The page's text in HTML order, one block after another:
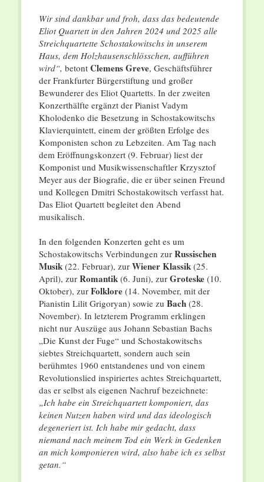
Wir sind dankbar und froh, dass das bedeutende
Eliot Quartett in den Jahren 2024 und 2025 alle
Streichquartette Schostakowitschs in unserem
Haus, dem Holzhausenschlösschen, aufführen
wird“, betont Clemens Greve, Geschäftsführer
der Frankfurter Bürgerstiftung und großer
Bewunderer des Eliot Quartetts. In der zweiten
Konzerthälfte ergänzt der Pianist Vadym
Kholodenko die Besetzung in Schostakowitschs
Klavierquintett, einem der größten Erfolge des
Komponisten schon zu Lebzeiten. Am Tag nach
dem Eröffnungskonzert (9. Februar) liest der
Komponist und Musikwissenschaftler Krzysztof
Meyer aus der Biografie, die er über seinen Freund
und Kollegen Dmitri Schostakowitsch verfasst hat.
Das Eliot Quartett begleitet den Abend
musikalisch.
In den folgenden Konzerten geht es um
Schostakowitschs Verbindungen zur Russischen
Musik(22. Februar), zur Wiener Klassik(25.
April), zur Romantik(6. Juni), zur Groteske(10.
Oktober), zur Folklore(14. November, mit der
Pianistin Lilit Grigoryan) sowie zu Bach(28.
November). In letzterem Programm erklingen
nicht nur Auszüge aus Johann Sebastian Bachs
„Die Kunst der Fuge“ und Schostakowitschs
siebtes Streichquartett, sondern auch sein
berühmtes 1960 entstandenes und von einem
Revolutionslied inspiriertes achtes Streichquartett,
das er selbst als eigenen Nachruf bezeichnete:
„Ich habe ein Streichquartett komponiert, das
keinen Nutzen haben wird und das ideologisch
degeneriert ist. Ich habe mir gedacht, dass
niemand nach meinem Tod ein Werk in Gedenken
an mich komponieren wird, also habe ich es selbst
getan.“